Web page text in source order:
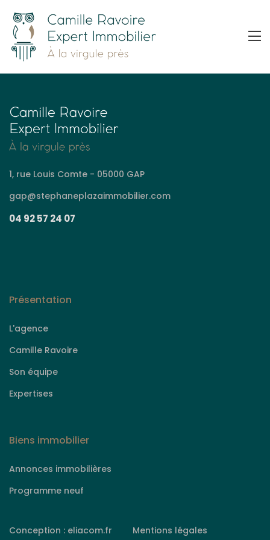
1, rue Louis Comte - 05000 GAP
gap@stephaneplazaimmobilier.com
04 92 57 24 07
Présentation
L'agence
Camille Ravoire
Son équipe
Expertises
Biens immobilier
Annonces immobilières
Programme neuf
Conception : eliacom.fr Mentions légales